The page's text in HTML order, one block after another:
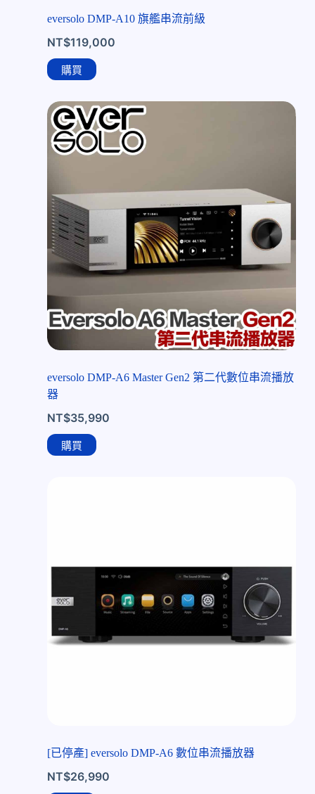
eversolo DMP-A10 旗艦串流前級
NT$119,000
購買
eversolo DMP-A6 Master Gen2 第二代數位串流播放
器
NT$35,990
購買
[已停產] eversolo DMP-A6 數位串流播放器
NT$26,990